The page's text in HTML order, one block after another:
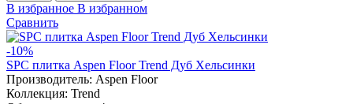
В избранное В избранном
Сравнить
-10%
SPC плитка Aspen Floor Trend Дуб Хельсинки
Производитель: Aspen Floor
Коллекция: Trend